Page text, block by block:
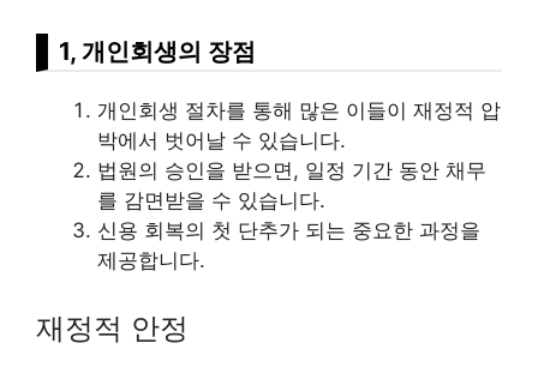
1, 개인회생의 장점
개인회생 절차를 통해 많은 이들이 재정적 압
박에서 벗어날 수 있습니다.
법원의 승인을 받으면, 일정 기간 동안 채무
를 감면받을 수 있습니다.
신용 회복의 첫 단추가 되는 중요한 과정을
제공합니다.
재정적 안정